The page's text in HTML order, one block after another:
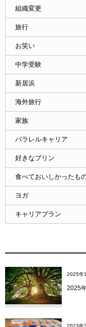
組織変更
旅行
お笑い
中学受験
新居浜
海外旅行
家族
パラレルキャリア
好きなプリン
食べておいしかったも
ヨガ
キャリアプラン
2025年
2025
2023年